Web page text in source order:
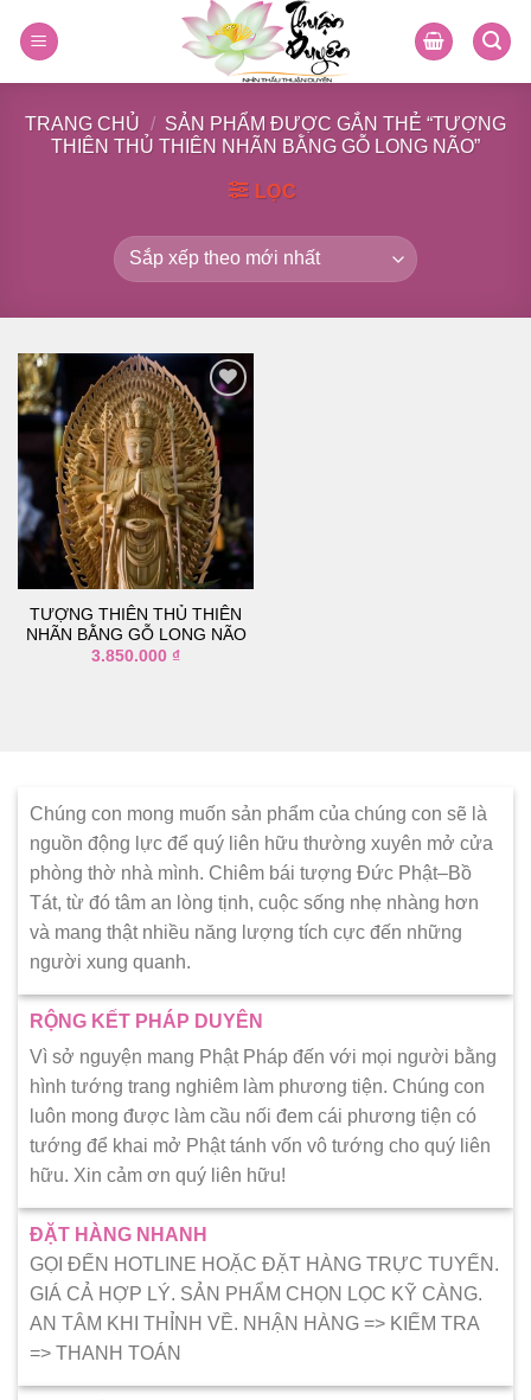
TRANG CHỦ / SẢN PHẨM ĐƯỢC GẮN THẺ “TƯỢNG
THIÊN THỦ THIÊN NHÃN BẰNG GỖ LONG NÃO”
LỌC
Thêm
vào
danh
sách
yêu
thích
TƯỢNG THIÊN THỦ THIÊN
NHÃN BẰNG GỖ LONG NÃO
3.850.000 ₫
Chúng con mong muốn sản phẩm của chúng con sẽ là
nguồn động lực để quý liên hữu thường xuyên mở cửa
phòng thờ nhà mình. Chiêm bái tượng Đức Phật–Bồ
Tát, từ đó tâm an lòng tịnh, cuộc sống nhẹ nhàng hơn
và mang thật nhiều năng lượng tích cực đến những
người xung quanh.
RỘNG KẾT PHÁP DUYÊN
Vì sở nguyện mang Phật Pháp đến với mọi người bằng
hình tướng trang nghiêm làm phương tiện. Chúng con
luôn mong được làm cầu nối đem cái phương tiện có
tướng để khai mở Phật tánh vốn vô tướng cho quý liên
hữu. Xin cảm ơn quý liên hữu!
ĐẶT HÀNG NHANH
GỌI ĐẾN HOTLINE HOẶC ĐẶT HÀNG TRỰC TUYẾN.
GIÁ CẢ HỢP LÝ. SẢN PHẨM CHỌN LỌC KỸ CÀNG.
AN TÂM KHI THỈNH VỀ. NHẬN HÀNG => KIẾM TRA
=> THANH TOÁN